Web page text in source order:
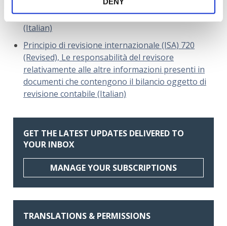
Italia) 710 INFORMAZIONI COMPARATIVE – DATI
CORRISPONDENTI E BILANCIO COMPARATIVO
(Italian)
Principio di revisione internazionale (ISA) 720
(Revised), Le responsabilità del revisore
relativamente alle altre informazioni presenti in
documenti che contengono il bilancio oggetto di
revisione contabile (Italian)
GET THE LATEST UPDATES DELIVERED TO
YOUR INBOX
MANAGE YOUR SUBSCRIPTIONS
TRANSLATIONS & PERMISSIONS